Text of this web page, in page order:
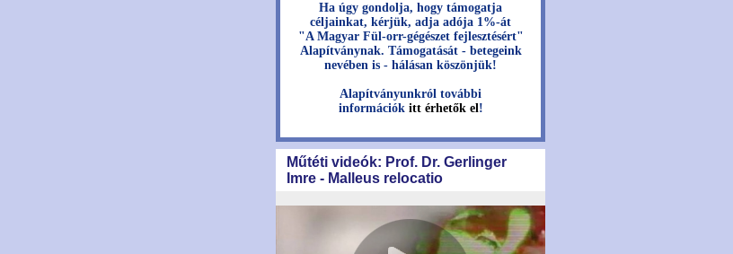
Ha úgy gondolja, hogy támogatja
céljainkat, kérjük, adja adója 1%-át
"A Magyar Fül-orr-gégészet fejlesztésért"
Alapítványnak. Támogatását - betegeink
nevében is - hálásan köszönjük!
Alapítványunkról további
információk itt érhetők el!
Műtéti videók: Prof. Dr. Gerlinger
Imre - Malleus relocatio